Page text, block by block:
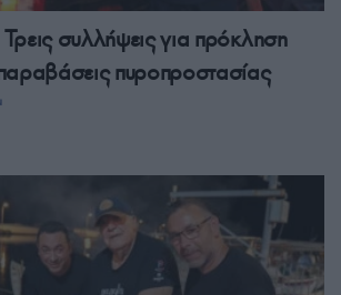
συλλήψεις για πρόκληση
πυροπροστασίας